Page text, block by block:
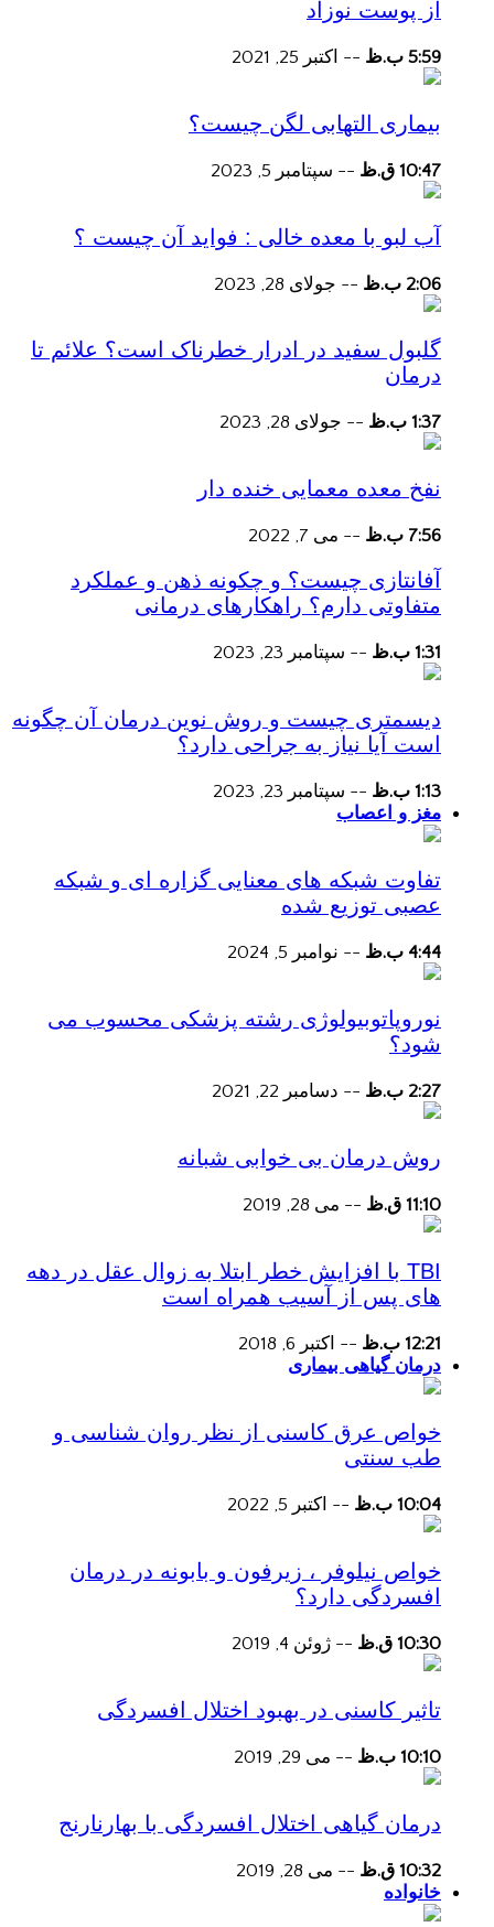
از پوست نوزاد
5:59 ب.ظ -- اکتبر 25, 2021
بیماری التهابی لگن چیست؟
10:47 ق.ظ -- سپتامبر 5, 2023
آب لبو با معده خالی : فواید آن چیست ؟
2:06 ب.ظ -- جولای 28, 2023
گلبول سفید در ادرار خطرناک است؟ علائم تا
درمان
1:37 ب.ظ -- جولای 28, 2023
نفخ معده معمایی خنده دار
7:56 ب.ظ -- می 7, 2022
آفانتازی چیست؟ و چکونه ذهن و عملکرد
متفاوتی دارم؟ راهکارهای درمانی
1:31 ب.ظ -- سپتامبر 23, 2023
دیسمتری چیست و روش نوین درمان آن چگونه
است آیا نیاز به جراحی دارد؟
1:13 ب.ظ -- سپتامبر 23, 2023
مغز و اعصاب
تفاوت شبکه های معنایی گزاره ای و شبکه
عصبی توزیع شده
4:44 ب.ظ -- نوامبر 5, 2024
نوروپاتوبیولوژی رشته پزشکی محسوب می
شود؟
2:27 ب.ظ -- دسامبر 22, 2021
روش درمان بی خوابی شبانه
11:10 ق.ظ -- می 28, 2019
TBI با افزایش خطر ابتلا به زوال عقل در دهه
های پس از آسیب همراه است
12:21 ب.ظ -- اکتبر 6, 2018
درمان گیاهی بیماری
خواص عرق کاسنی از نظر روان شناسی و
طب سنتی
10:04 ب.ظ -- اکتبر 5, 2022
خواص نیلوفر ، زیرفون و بابونه در درمان
افسردگی دارد؟
10:30 ق.ظ -- ژوئن 4, 2019
تاثیر کاسنی در بهبود اختلال افسردگی
10:10 ب.ظ -- می 29, 2019
درمان گیاهی اختلال افسردگی با بهارنارنج
10:32 ق.ظ -- می 28, 2019
خانواده